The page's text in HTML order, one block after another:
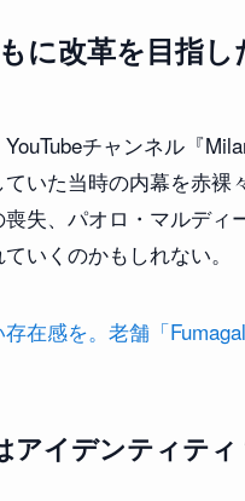
に改革を目指
チャンネル『
いた当時の内幕を赤裸
失、パオロ・マルデ
いくのかもしれない。
在感を。老舗「
イデンティティ